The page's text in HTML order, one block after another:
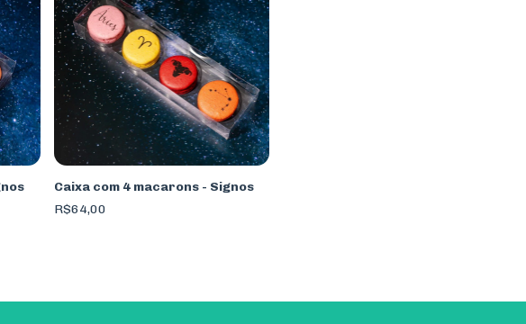
Caixa com 4 macarons - Signos
R$64,00